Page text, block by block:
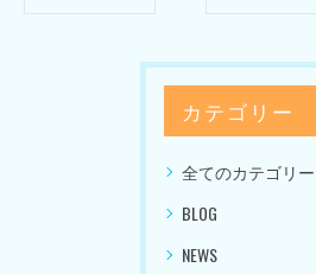
カテゴリー
全てのカテゴリー
BLOG
NEWS